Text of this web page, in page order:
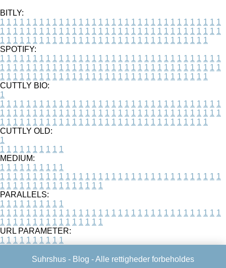
BITLY:
1 1 1 1 1 1 1 1 1 1 1 1 1 1 1 1 1 1 1 1 1 1 1 1 1 1 1 1 1 1 1 1 1 1
1 1 1 1 1 1 1 1 1 1 1 1 1 1 1 1 1 1 1 1 1 1 1 1 1 1 1 1 1 1 1 1 1 1
1 1 1 1 1 1 1 1 1 1 1 1 1 1 1 1 1 1 1 1 1 1 1 1 1 1 1 1 1 1 1 1
SPOTIFY:
1 1 1 1 1 1 1 1 1 1 1 1 1 1 1 1 1 1 1 1 1 1 1 1 1 1 1 1 1 1 1 1 1 1
1 1 1 1 1 1 1 1 1 1 1 1 1 1 1 1 1 1 1 1 1 1 1 1 1 1 1 1 1 1 1 1 1 1
1 1 1 1 1 1 1 1 1 1 1 1 1 1 1 1 1 1 1 1 1 1 1 1 1 1 1 1 1 1 1 1
CUTTLY BIO:
1
1 1 1 1 1 1 1 1 1 1 1 1 1 1 1 1 1 1 1 1 1 1 1 1 1 1 1 1 1 1 1 1 1 1
1 1 1 1 1 1 1 1 1 1 1 1 1 1 1 1 1 1 1 1 1 1 1 1 1 1 1 1 1 1 1 1 1 1
1 1 1 1 1 1 1 1 1 1 1 1 1 1 1 1 1 1 1 1 1 1 1 1 1 1 1 1 1 1 1 1
CUTTLY OLD:
1
1 1 1 1 1 1 1 1 1 1
MEDIUM:
1 1 1 1 1 1 1 1 1 1
1 1 1 1 1 1 1 1 1 1 1 1 1 1 1 1 1 1 1 1 1 1 1 1 1 1 1 1 1 1 1 1 1 1
1 1 1 1 1 1 1 1 1 1 1 1 1 1 1 1
PARALLELS:
1 1 1 1 1 1 1 1 1 1
1 1 1 1 1 1 1 1 1 1 1 1 1 1 1 1 1 1 1 1 1 1 1 1 1 1 1 1 1 1 1 1 1 1
1 1 1 1 1 1 1 1 1 1 1 1 1 1 1 1
URL PARAMETER:
1 1 1 1 1 1 1 1 1 1
Suhrshus - Blog - Alle rettigheder forbeholdes